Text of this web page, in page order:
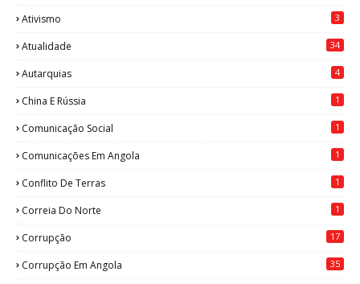
Ativismo 3
Atualidade 34
Autarquias 4
China E Rússia 1
Comunicação Social 1
Comunicações Em Angola 1
Conflito De Terras 1
Correia Do Norte 1
Corrupção 17
Corrupção Em Angola 35